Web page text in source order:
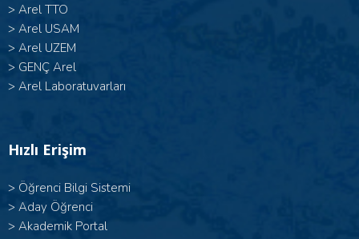
> Arel TTO
> Arel USAM
> Arel UZEM
> GENÇ Arel
> Arel Laboratuvarları
Hızlı Erişim
> Öğrenci Bilgi Sistemi
> Aday Öğrenci
> Akademik Portal